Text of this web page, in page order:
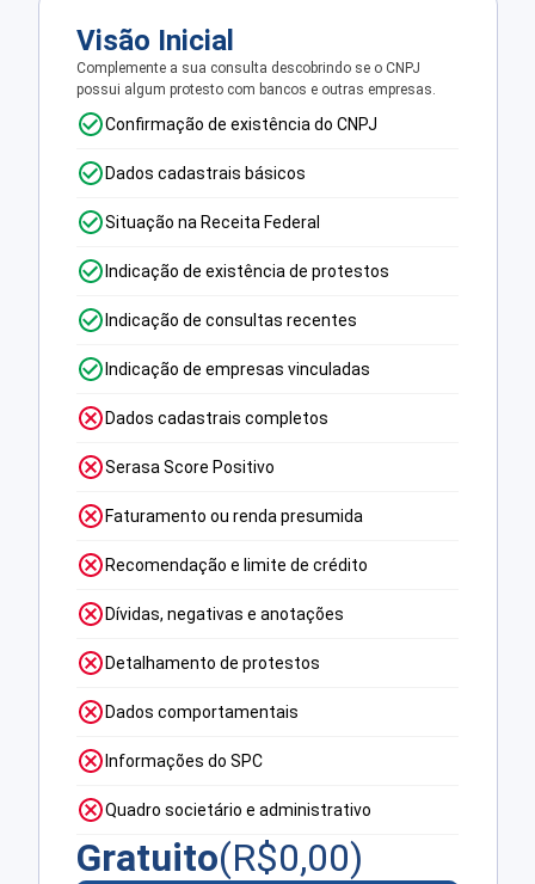
Visão Inicial
Complemente a sua consulta descobrindo se o CNPJ
possui algum protesto com bancos e outras empresas.
Confirmação de existência do CNPJ
Dados cadastrais básicos
Situação na Receita Federal
Indicação de existência de protestos
Indicação de consultas recentes
Indicação de empresas vinculadas
Dados cadastrais completos
Serasa Score Positivo
Faturamento ou renda presumida
Recomendação e limite de crédito
Dívidas, negativas e anotações
Detalhamento de protestos
Dados comportamentais
Informações do SPC
Quadro societário e administrativo
Gratuito(R$0,00)